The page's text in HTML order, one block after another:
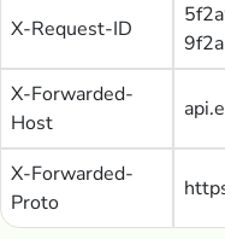
X-Request-ID
X-Forwarded-
Host
X-Forwarded-
Proto